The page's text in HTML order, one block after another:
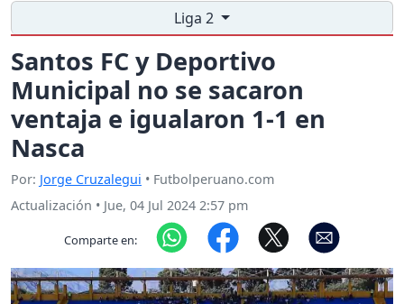
Liga 2
Santos FC y Deportivo
Municipal no se sacaron
ventaja e igualaron 1-1 en
Nasca
Por: Jorge Cruzalegui • Futbolperuano.com
Actualización • Jue, 04 Jul 2024 2:57 pm
Comparte en: